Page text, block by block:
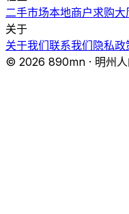
二手市场本地商户求购大
关于
关于我们联系我们隐私政
© 2026 890mn · 明州人